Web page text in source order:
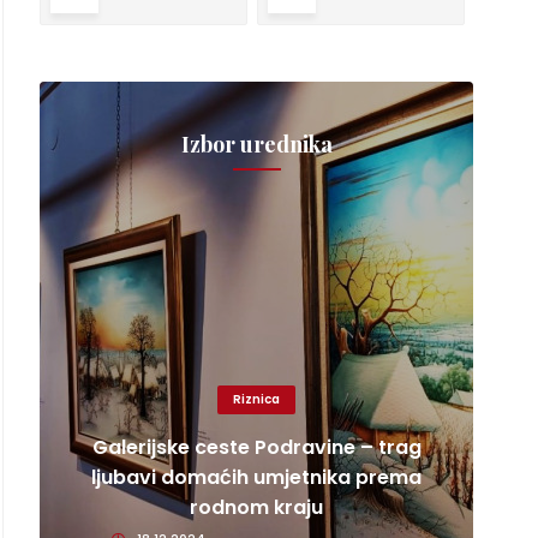
Izbor urednika
Riznica
Galerijske ceste Podravine – trag
ljubavi domaćih umjetnika prema
rodnom kraju